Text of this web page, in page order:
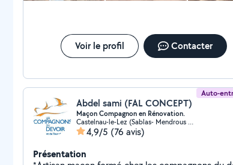
Voir le profil Contacter
Auto-
Abdel sami (FAL CONCEPT)
Maçon Compagnon en Rénovation.
Castelnau-le-Lez (Sablas- Mendrous O-Languedoc O)
4,9/5 (76 avis)
Présentation